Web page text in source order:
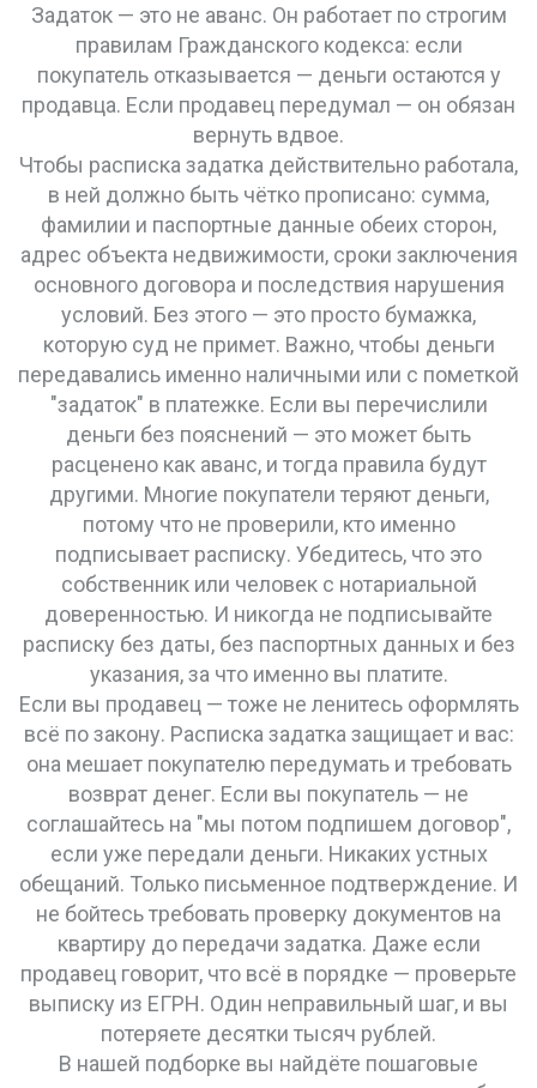
Задаток — это не аванс. Он работает по строгим
правилам Гражданского кодекса: если
покупатель отказывается — деньги остаются у
продавца. Если продавец передумал — он обязан
вернуть вдвое.
Чтобы расписка задатка действительно работала,
в ней должно быть чётко прописано: сумма,
фамилии и паспортные данные обеих сторон,
адрес объекта недвижимости, сроки заключения
основного договора и последствия нарушения
условий. Без этого — это просто бумажка,
которую суд не примет. Важно, чтобы деньги
передавались именно наличными или с пометкой
"задаток" в платежке. Если вы перечислили
деньги без пояснений — это может быть
расценено как аванс, и тогда правила будут
другими. Многие покупатели теряют деньги,
потому что не проверили, кто именно
подписывает расписку. Убедитесь, что это
собственник или человек с нотариальной
доверенностью. И никогда не подписывайте
расписку без даты, без паспортных данных и без
указания, за что именно вы платите.
Если вы продавец — тоже не ленитесь оформлять
всё по закону. Расписка задатка защищает и вас:
она мешает покупателю передумать и требовать
возврат денег. Если вы покупатель — не
соглашайтесь на "мы потом подпишем договор",
если уже передали деньги. Никаких устных
обещаний. Только письменное подтверждение. И
не бойтесь требовать проверку документов на
квартиру до передачи задатка. Даже если
продавец говорит, что всё в порядке — проверьте
выписку из ЕГРН. Один неправильный шаг, и вы
потеряете десятки тысяч рублей.
В нашей подборке вы найдёте пошаговые